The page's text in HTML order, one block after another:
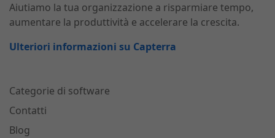
Aiutiamo la tua organizzazione a risparmiare tempo,
aumentare la produttività e accelerare la crescita.
Ulteriori informazioni su Capterra
Categorie di software
Contatti
Blog